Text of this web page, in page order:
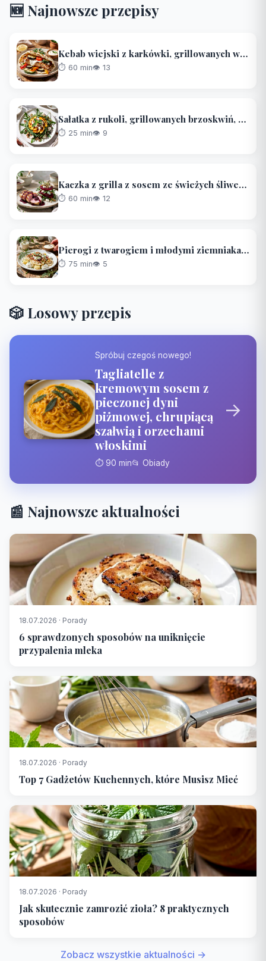
🆕 Najnowsze przepisy
Kebab wiejski z karkówki, grillowanych warzyw i sosu czosnkowo-majonezowego
⏱️ 60 min👁 13
Sałatka z rukoli, grillowanych brzoskwiń, koziego sera i prażonych orzechów
⏱️ 25 min👁 9
Kaczka z grilla z sosem ze świeżych śliwek i sałatką ze świeżych buraków
⏱️ 60 min👁 12
Pierogi z twarogiem i młodymi ziemniakami, podsmażane z boczkiem i szczypiorkiem
⏱️ 75 min👁 5
🎲 Losowy przepis
Spróbuj czegoś nowego!
Tagliatelle z
kremowym sosem z
pieczonej dyni
piżmowej, chrupiącą
szałwią i orzechami
włoskimi
⏱️ 90 min📂 Obiady
→
📰 Najnowsze aktualności
18.07.2026 · Porady
6 sprawdzonych sposobów na uniknięcie
przypalenia mleka
18.07.2026 · Porady
Top 7 Gadżetów Kuchennych, które Musisz Mieć
18.07.2026 · Porady
Jak skutecznie zamrozić zioła? 8 praktycznych
sposobów
Zobacz wszystkie aktualności →